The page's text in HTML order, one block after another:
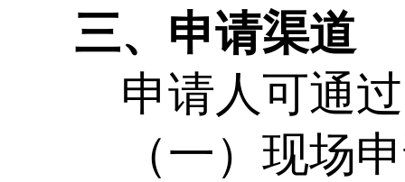
三、申请渠道
申请人可通过
（一）现场申